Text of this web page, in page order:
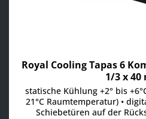
Royal Cooling Tapas 6
1/3 x 40
statische Kühlung +2° bis
21°C Raumtemperatur) •
Schiebetüren auf der